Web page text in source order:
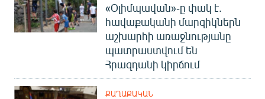
«Օլիմպավան»-ը փակ է.
հավաքականի մարզիկներն
աշխարհի առաջնությանը
պատրաստվում են
Հրազդանի կիրճում
ՔԱՂԱՔԱԿԱՆ